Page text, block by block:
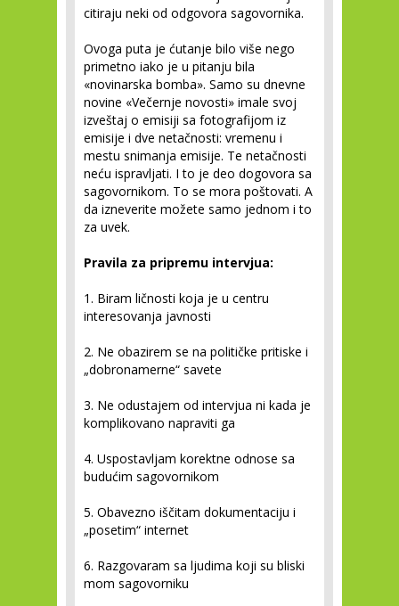
citiraju neki od odgovora sagovornika.
Ovoga puta je ćutanje bilo više nego
primetno iako je u pitanju bila
«novinarska bomba». Samo su dnevne
novine «Večernje novosti» imale svoj
izveštaj o emisiji sa fotografijom iz
emisije i dve netačnosti: vremenu i
mestu snimanja emisije. Te netačnosti
neću ispravljati. I to je deo dogovora sa
sagovornikom. To se mora poštovati. A
da izneverite možete samo jednom i to
za uvek.
Pravila za pripremu intervjua:
1. Biram ličnosti koja je u centru
interesovanja javnosti
2. Ne obazirem se na političke pritiske i
„dobronamerne“ savete
3. Ne odustajem od intervjua ni kada je
komplikovano napraviti ga
4. Uspostavljam korektne odnose sa
budućim sagovornikom
5. Obavezno iščitam dokumentaciju i
„posetim“ internet
6. Razgovaram sa ljudima koji su bliski
mom sagovorniku